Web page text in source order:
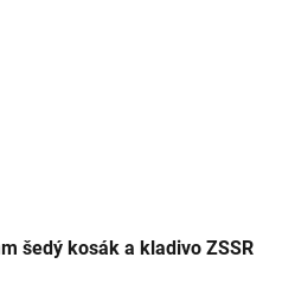
šedý kosák a kladivo ZSSR